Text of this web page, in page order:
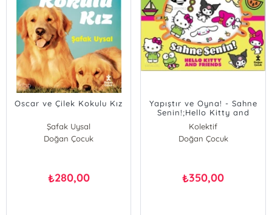
Oscar ve Çilek Kokulu Kız
Şafak Uysal
Doğan Çocuk
₺280,00
Yapıştır ve Oyna! - Sahne
Senin!;Hello Kitty and
Friends
Kolektif
Doğan Çocuk
₺350,00